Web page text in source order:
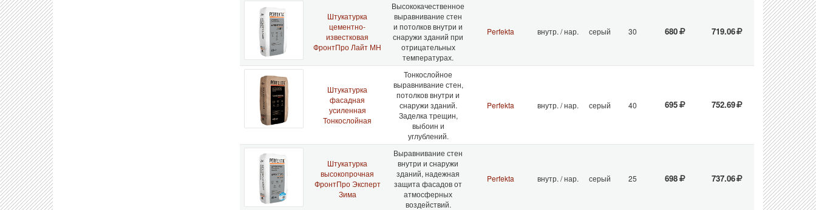
Штукатурка
цементно-
известковая
ФронтПро Лайт МН
Высококачественное
выравнивание стен
и потолков внутри и
снаружи зданий при
отрицательных
температурах.
Perfekta внутр. / нар. серый 30 680 719.06
Штукатурка
фасадная
усиленная
Тонкослойная
Тонкослойное
выравнивание стен,
потолков внутри и
снаружи зданий.
Заделка трещин,
выбоин и
углублений.
Perfekta внутр. / нар. серый 40 695 752.69
Штукатурка
высокопрочная
ФронтПро Эксперт
Зима
Выравнивание стен
внутри и снаружи
зданий, надежная
защита фасадов от
атмосферных
воздействий.
Perfekta внутр. / нар. серый 25 698 737.06